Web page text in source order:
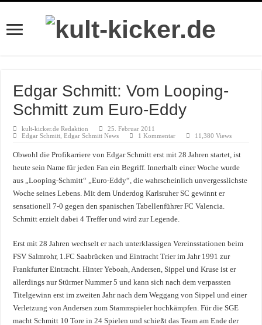
Edgar Schmitt: Vom Looping-
Schmitt zum Euro-Eddy
kult-kicker.de Redaktion
25. Februar 2011
Edgar Schmitt ,Edgar Schmitt News 1 Kommentar 11,380 Views
Obwohl die Profikarriere von Edgar Schmitt erst mit 28 Jahren startet, ist
heute sein Name für jeden Fan ein Begriff. Innerhalb einer Woche wurde
aus „Looping-Schmitt“ „Euro-Eddy“, die wahrscheinlich unvergesslichste
Woche seines Lebens. Mit dem Underdog Karlsruher SC gewinnt er
sensationell 7-0 gegen den spanischen Tabellenführer FC Valencia.
Schmitt erzielt dabei 4 Treffer und wird zur Legende.
Erst mit 28 Jahren wechselt er nach unterklassigen Vereinsstationen beim
FSV Salmrohr, 1.FC Saabrücken und Eintracht Trier im Jahr 1991 zur
Frankfurter Eintracht. Hinter Yeboah, Andersen, Sippel und Kruse ist er
allerdings nur Stürmer Nummer 5 und kann sich nach dem verpassten
Titelgewinn erst im zweiten Jahr nach dem Weggang von Sippel und einer
Verletzung von Andersen zum Stammspieler hochkämpfen. Für die SGE
macht Schmitt 10 Tore in 24 Spielen und schießt das Team am Ende der